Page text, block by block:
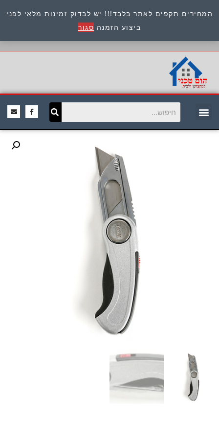
המחירים תקפים לאתר בלבד!!! יש לבדוק זמינות מלאי לפני
ביצוע הזמנה סגור
כתובת : היוזמים 9 אור יהודה שירות לקוחות 054-
8945722